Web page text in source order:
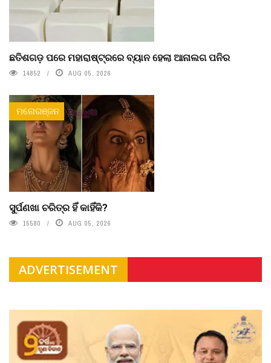
ଛତିଶଗଡ଼ ପରେ ମହାରାଷ୍ଟ୍ରରେ ବ୍ୟାନ ହେଲା ଆନାଲଗ ପନିର
14852 AUG 05, 2026
ମନୋରଞ୍ଜନ
ସୁର୍ପଣଖା ଚରିତ୍ର ହିଁ କାହିଁକି?
15580 AUG 05, 2026
ADVERTISEMENT